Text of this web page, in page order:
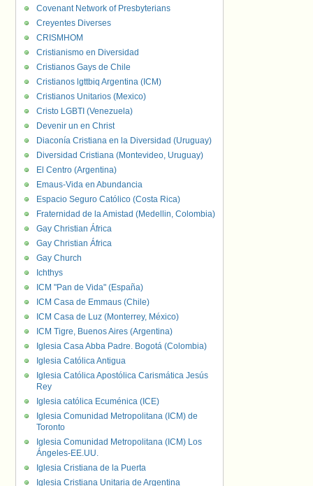
Covenant Network of Presbyterians
Creyentes Diverses
CRISMHOM
Cristianismo en Diversidad
Cristianos Gays de Chile
Cristianos lgttbiq Argentina (ICM)
Cristianos Unitarios (Mexico)
Cristo LGBTI (Venezuela)
Devenir un en Christ
Diaconía Cristiana en la Diversidad (Uruguay)
Diversidad Cristiana (Montevideo, Uruguay)
El Centro (Argentina)
Emaus-Vida en Abundancia
Espacio Seguro Católico (Costa Rica)
Fraternidad de la Amistad (Medellin, Colombia)
Gay Christian África
Gay Christian África
Gay Church
Ichthys
ICM "Pan de Vida" (España)
ICM Casa de Emmaus (Chile)
ICM Casa de Luz (Monterrey, México)
ICM Tigre, Buenos Aires (Argentina)
Iglesia Casa Abba Padre. Bogotá (Colombia)
Iglesia Católica Antigua
Iglesia Católica Apostólica Carismática Jesús
Rey
Iglesia católica Ecuménica (ICE)
Iglesia Comunidad Metropolitana (ICM) de
Toronto
Iglesia Comunidad Metropolitana (ICM) Los
Ángeles-EE.UU.
Iglesia Cristiana de la Puerta
Iglesia Cristiana Unitaria de Argentina